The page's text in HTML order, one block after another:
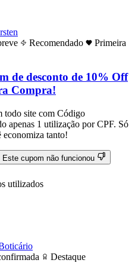
Recomendado
Primeira
de desconto de 10% Off
Compra!
todo site com Código
apenas 1 utilização por CPF. Só
tanto!
Este cupom não funcionou
utilizados
Destaque